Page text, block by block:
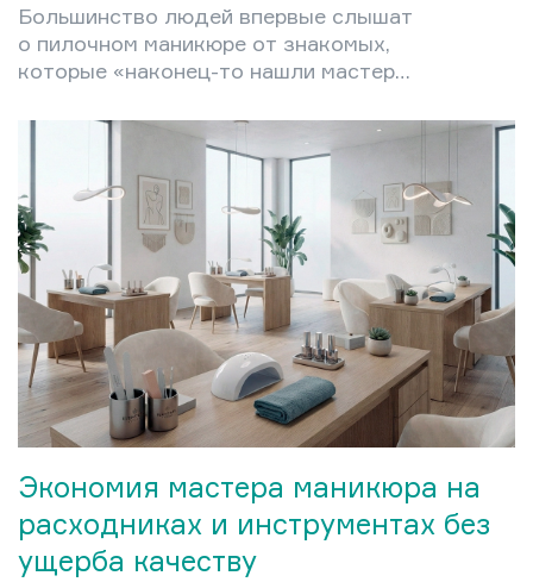
Большинство людей впервые слышат
о пилочном маникюре от знакомых,
которые «наконец-то нашли мастера,
случайно: техника появилась именно
как ответ на проблему
травматичного обрезного ухода —
болезненного, рискованного и
парадоксально ускоряющего рост
кутикулы. В этой статье разберём,
что представляет собой пилочный
маникюр, чем он отличается от
обрезного и аппаратного, кому
подходит, а кому — нет, и как
освоить технику дома без…
Экономия мастера маникюра на
расходниках и инструментах без
ущерба качеству